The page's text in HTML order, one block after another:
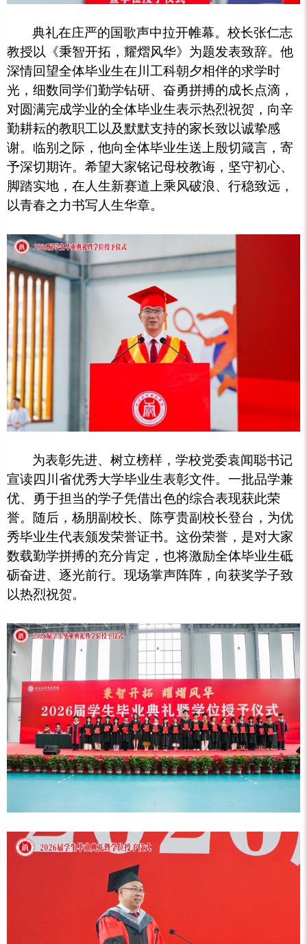
典礼在庄严的国歌声中拉开帷幕。校长张仁志
教授以《秉智开拓，耀熠风华》为题发表致辞。他
深情回望全体毕业生在川工科朝夕相伴的求学时
光，细数同学们勤学钻研、奋勇拼搏的成长点滴，
对圆满完成学业的全体毕业生表示热烈祝贺，向辛
勤耕耘的教职工以及默默支持的家长致以诚挚感
谢。临别之际，他向全体毕业生送上殷切箴言，寄
予深切期许。希望大家铭记母校教诲，坚守初心、
脚踏实地，在人生新赛道上乘风破浪、行稳致远，
以青春之力书写人生华章。
为表彰先进、树立榜样，学校党委袁闻聪书记
宣读四川省优秀大学毕业生表彰文件。一批品学兼
优、勇于担当的学子凭借出色的综合表现获此荣
誉。随后，杨朋副校长、陈亨贵副校长登台，为优
秀毕业生代表颁发荣誉证书。这份荣誉，是对大家
数载勤学拼搏的充分肯定，也将激励全体毕业生砥
砺奋进、逐光前行。现场掌声阵阵，向获奖学子致
以热烈祝贺。